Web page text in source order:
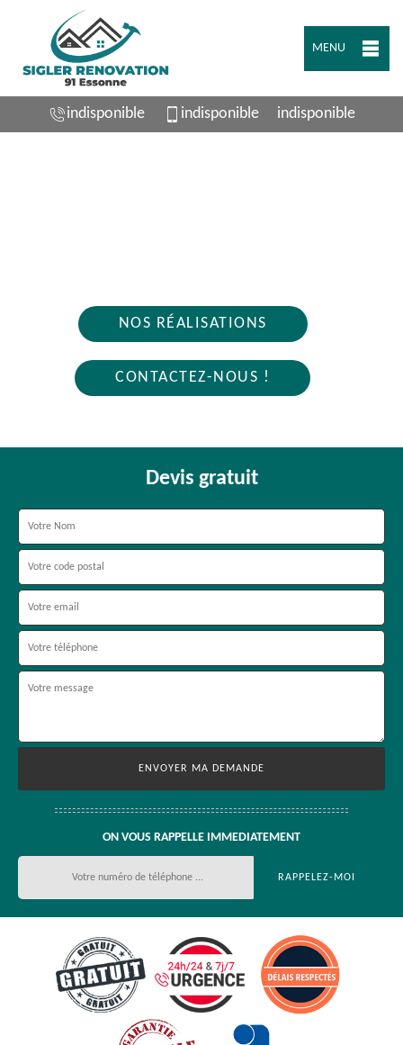
MENU
indisponible indisponible indisponible
NOS RÉALISATIONS
CONTACTEZ-NOUS !
Devis gratuit
ON VOUS RAPPELLE IMMEDIATEMENT